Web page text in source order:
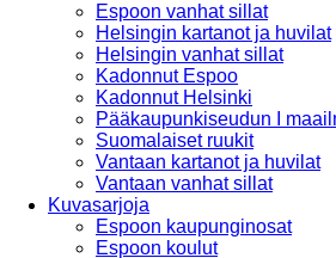
Espoon vanhat sillat
Helsingin kartanot ja huvilat
Helsingin vanhat sillat
Kadonnut Espoo
Kadonnut Helsinki
Pääkaupunkiseudun I
Suomalaiset ruukit
Vantaan kartanot ja huvilat
Vantaan vanhat sillat
Kuvasarjoja
Espoon kaupunginosat
Espoon koulut